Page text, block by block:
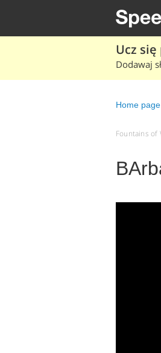
Ucz
Dodawaj
Home page
Fountains of